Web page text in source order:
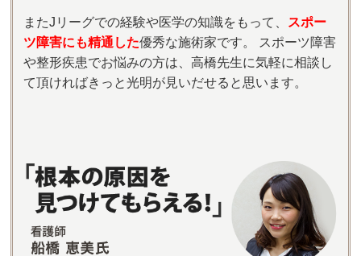
またJリーグでの経験や医学の知識をもって、
スポー
ツ障害にも精通した優秀な施術家です。 スポーツ障害
や整形疾患でお悩みの方は、高橋先生に気軽に相談し
て頂ければきっと光明が見いだせると思います。